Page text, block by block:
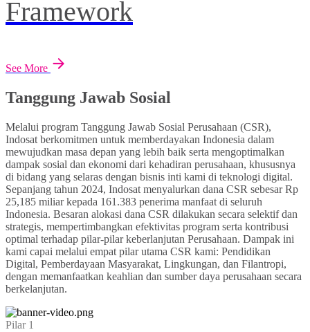
Framework
See More
Tanggung Jawab Sosial
Melalui program Tanggung Jawab Sosial Perusahaan (CSR),
Indosat berkomitmen untuk memberdayakan Indonesia dalam
mewujudkan masa depan yang lebih baik serta mengoptimalkan
dampak sosial dan ekonomi dari kehadiran perusahaan, khususnya
di bidang yang selaras dengan bisnis inti kami di teknologi digital.
Sepanjang tahun 2024, Indosat menyalurkan dana CSR sebesar Rp
25,185 miliar kepada 161.383 penerima manfaat di seluruh
Indonesia. Besaran alokasi dana CSR dilakukan secara selektif dan
strategis, mempertimbangkan efektivitas program serta kontribusi
optimal terhadap pilar-pilar keberlanjutan Perusahaan. Dampak ini
kami capai melalui empat pilar utama CSR kami: Pendidikan
Digital, Pemberdayaan Masyarakat, Lingkungan, dan Filantropi,
dengan memanfaatkan keahlian dan sumber daya perusahaan secara
berkelanjutan.
Pilar 1